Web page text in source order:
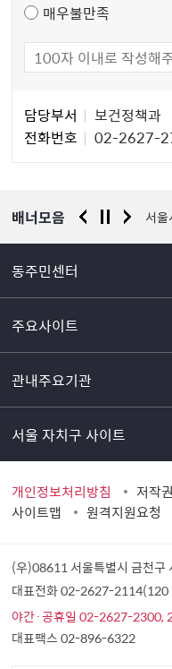
매우불만족
자
담당부서
보건정책과
전화번호
02-2627-
배너모음
경찰청 유실물 통합포털 서울
동주민센터
주요사이트
관내주요기관
서울 자치구 사이트
개인정보처리방침 저작
사이트맵
원격지원요청
(우)08611 서울특별시 금천구
대표전화 02-2627-2114(120
야간·공휴일 02-2627-2300,
대표팩스 02-896-6322